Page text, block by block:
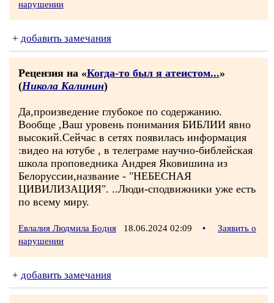
нарушении
+ добавить замечания
Рецензия на «Когда-то был я атеистом...»
(Никола Калинин)
Да,произведение глубокое по содержанию.
Вообще ,Ваш уровень понимания БИБЛИИ явно
высокий.Сейчас в сетях появилась информация
:видео на ютубе , в телеграме научно-библейская
школа проповедника Андрея Яковишина из
Белоруссии,название - "НЕБЕСНАЯ
ЦИВИЛИЗАЦИЯ". ..Люди-сподвижники уже есть
по всему миру.
Евлалия Людмила Бодня 18.06.2024 02:09 •
Заявить о
нарушении
+ добавить замечания